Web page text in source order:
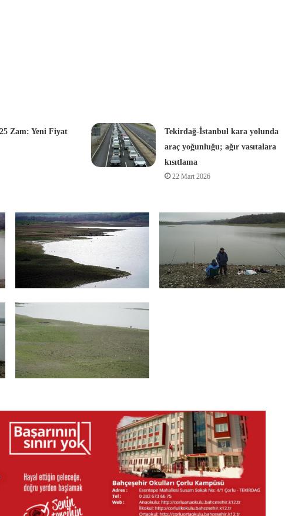
Zam: Yeni Fiyat
Tekirdağ-İstanbul kara yolunda
araç yoğunluğu; ağır vasıtalara
kısıtlama
22 Mart 2026